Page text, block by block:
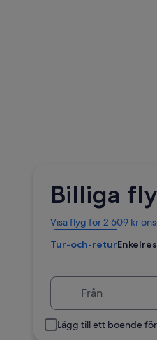
Billiga
Visa flyg för 2 609 kr
Öppnas
ett
Tur-och-retur
Lägg till ett boende